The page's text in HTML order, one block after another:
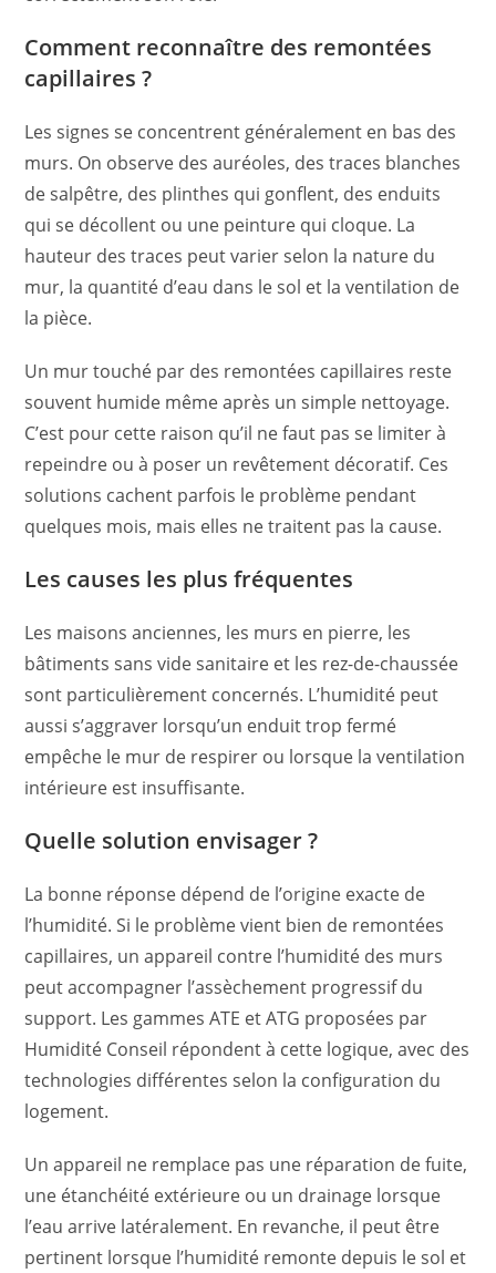
Comment reconnaître des remontées
capillaires ?
Les signes se concentrent généralement en bas des
murs. On observe des auréoles, des traces blanches
de salpêtre, des plinthes qui gonflent, des enduits
qui se décollent ou une peinture qui cloque. La
hauteur des traces peut varier selon la nature du
mur, la quantité d’eau dans le sol et la ventilation de
la pièce.
Un mur touché par des remontées capillaires reste
souvent humide même après un simple nettoyage.
C’est pour cette raison qu’il ne faut pas se limiter à
repeindre ou à poser un revêtement décoratif. Ces
solutions cachent parfois le problème pendant
quelques mois, mais elles ne traitent pas la cause.
Les causes les plus fréquentes
Les maisons anciennes, les murs en pierre, les
bâtiments sans vide sanitaire et les rez-de-chaussée
sont particulièrement concernés. L’humidité peut
aussi s’aggraver lorsqu’un enduit trop fermé
empêche le mur de respirer ou lorsque la ventilation
intérieure est insuffisante.
Quelle solution envisager ?
La bonne réponse dépend de l’origine exacte de
l’humidité. Si le problème vient bien de remontées
capillaires, un appareil contre l’humidité des murs
peut accompagner l’assèchement progressif du
support. Les gammes ATE et ATG proposées par
Humidité Conseil répondent à cette logique, avec des
technologies différentes selon la configuration du
logement.
Un appareil ne remplace pas une réparation de fuite,
une étanchéité extérieure ou un drainage lorsque
l’eau arrive latéralement. En revanche, il peut être
pertinent lorsque l’humidité remonte depuis le sol et